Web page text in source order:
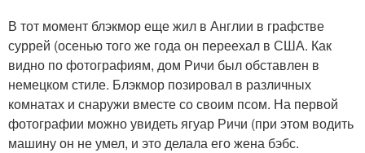
В тот момент блэкмор еще жил в Англии в графстве
суррей (осенью того же года он переехал в США. Как
видно по фотографиям, дом Ричи был обставлен в
немецком стиле. Блэкмор позировал в различных
комнатах и снаружи вместе со своим псом. На первой
фотографии можно увидеть ягуар Ричи (при этом водить
машину он не умел, и это делала его жена бэбс.